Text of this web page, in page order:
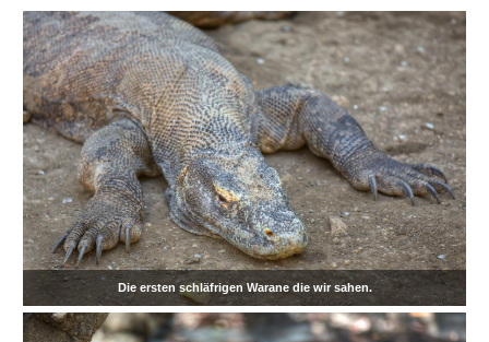
Die ersten schläfrigen Warane die wir sahen.